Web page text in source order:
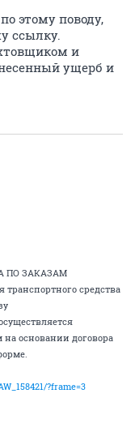
этому поводу,
ссылку.
и
ущерб и
ПО ЗАКАЗАМ
транспортного средства
основании договора
?frame=3